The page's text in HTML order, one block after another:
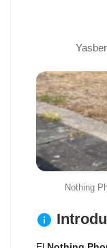
Nothing
info